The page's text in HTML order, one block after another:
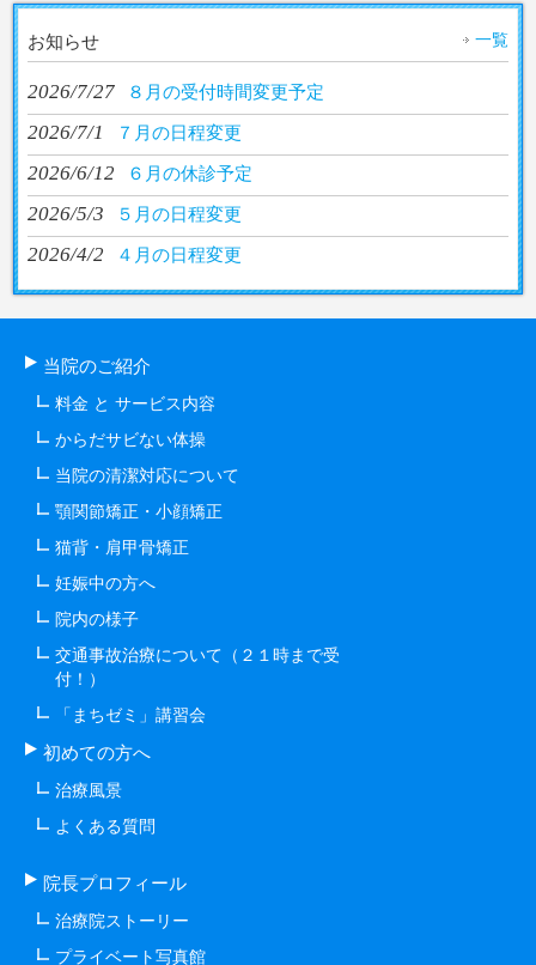
お知らせ 一覧
2026/7/27 ８月の受付時間変更予定
2026/7/1 ７月の日程変更
2026/6/12 ６月の休診予定
2026/5/3 ５月の日程変更
2026/4/2 ４月の日程変更
当院のご紹介
料金 と サービス内容
からだサビない体操
当院の清潔対応について
顎関節矯正・小顔矯正
猫背・肩甲骨矯正
妊娠中の方へ
院内の様子
交通事故治療について（２１時まで受
付！）
「まちゼミ」講習会
初めての方へ
治療風景
よくある質問
院長プロフィール
治療院ストーリー
プライベート写真館